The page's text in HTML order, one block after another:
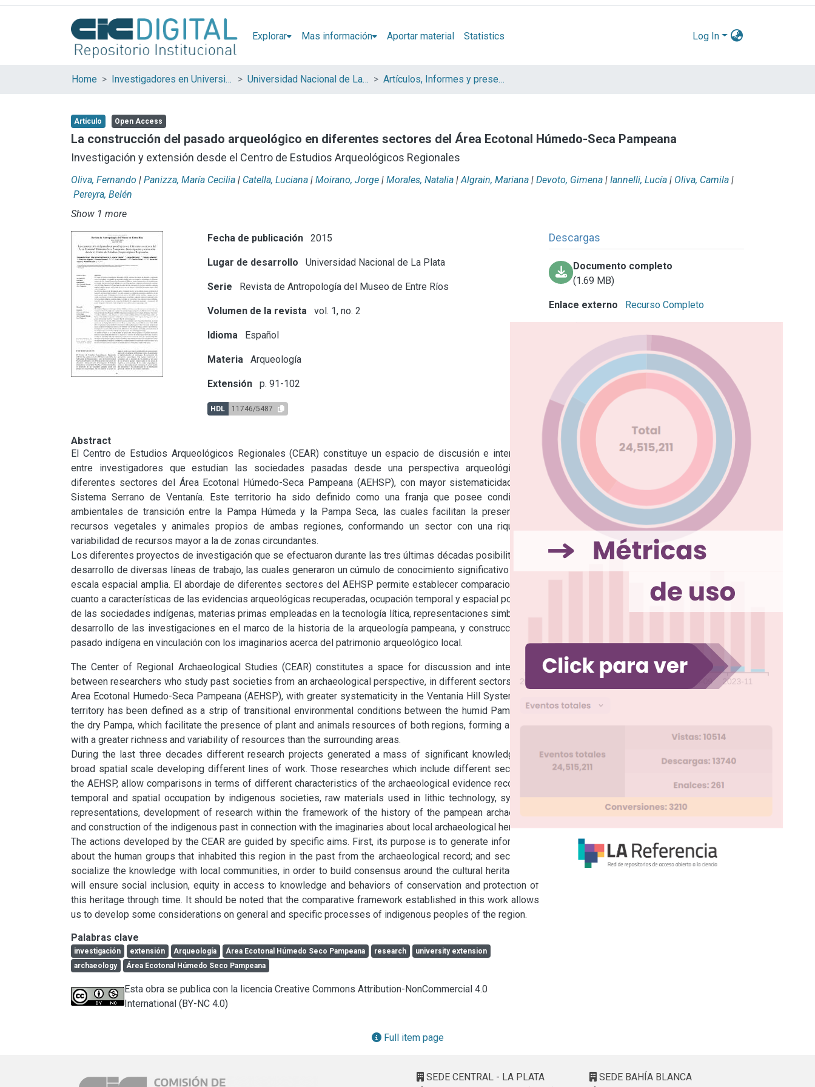
Explorar Mas información Aportar material Statistics Log In
Home Investigadores en Universidades Nacionales de la provincia de Buenos Aires Universidad Nacional de La Plata (UNLP) Artículos, Informes y presentaciones en Congresos (UNLP)
Artículo Open Access
La construcción del pasado arqueológico en diferentes sectores del Área Ecotonal Húmedo-Seca Pampeana
Investigación y extensión desde el Centro de Estudios Arqueológicos Regionales
Oliva, Fernando | Panizza, María Cecilia | Catella, Luciana | Moirano, Jorge | Morales, Natalia | Algrain, Mariana | Devoto, Gimena | Iannelli, Lucía | Oliva, Camila |
Pereyra, Belén
Show 1 more
Fecha de publicación 2015
Lugar de desarrollo Universidad Nacional de La Plata
Serie Revista de Antropología del Museo de Entre Ríos
Volumen de la revista vol. 1, no. 2
Idioma Español
Materia Arqueología
Extensión p. 91-102
HDL 11746/5487
Descargas
Documento completo
(1.69 MB)
Enlace externo Recurso Completo
Abstract
El Centro de Estudios Arqueológicos Regionales (CEAR) constituye un espacio de discusión e interacción
entre investigadores que estudian las sociedades pasadas desde una perspectiva arqueológica, en
diferentes sectores del Área Ecotonal Húmedo-Seca Pampeana (AEHSP), con mayor sistematicidad en el
Sistema Serrano de Ventanía. Este territorio ha sido definido como una franja que posee condiciones
ambientales de transición entre la Pampa Húmeda y la Pampa Seca, las cuales facilitan la presencia de
recursos vegetales y animales propios de ambas regiones, conformando un sector con una riqueza y
variabilidad de recursos mayor a la de zonas circundantes.
Los diferentes proyectos de investigación que se efectuaron durante las tres últimas décadas posibilitaron el
desarrollo de diversas líneas de trabajo, las cuales generaron un cúmulo de conocimiento significativo en una
escala espacial amplia. El abordaje de diferentes sectores del AEHSP permite establecer comparaciones en
cuanto a características de las evidencias arqueológicas recuperadas, ocupación temporal y espacial por parte
de las sociedades indígenas, materias primas empleadas en la tecnología lítica, representaciones simbólicas,
desarrollo de las investigaciones en el marco de la historia de la arqueología pampeana, y construcción del
pasado indígena en vinculación con los imaginarios acerca del patrimonio arqueológico local.
The Center of Regional Archaeological Studies (CEAR) constitutes a space for discussion and interaction
between researchers who study past societies from an archaeological perspective, in different sectors of the
Area Ecotonal Humedo-Seca Pampeana (AEHSP), with greater systematicity in the Ventania Hill System. This
territory has been defined as a strip of transitional environmental conditions between the humid Pampa and
the dry Pampa, which facilitate the presence of plant and animals resources of both regions, forming a sector
with a greater richness and variability of resources than the surrounding areas.
During the last three decades different research projects generated a mass of significant knowledge in a
broad spatial scale developing different lines of work. Those researches which include different sectors of
the AEHSP, allow comparisons in terms of different characteristics of the archaeological evidence recovered:
temporal and spatial occupation by indigenous societies, raw materials used in lithic technology, symbolic
representations, development of research within the framework of the history of the pampean archaeology,
and construction of the indigenous past in connection with the imaginaries about local archaeological heritage.
The actions developed by the CEAR are guided by specific aims. First, its purpose is to generate information
about the human groups that inhabited this region in the past from the archaeological record; and second, to
socialize the knowledge with local communities, in order to build consensus around the cultural heritage that
will ensure social inclusion, equity in access to knowledge and behaviors of conservation and protection of
this heritage through time. It should be noted that the comparative framework established in this work allows
us to develop some considerations on general and specific processes of indigenous peoples of the region.
Palabras clave
investigación extensión Arqueología Área Ecotonal Húmedo Seco Pampeana research
university extension
archaeology
Área Ecotonal Húmedo Seco Pampeana
Esta obra se publica con la licencia Creative Commons Attribution-NonCommercial 4.0
International (BY-NC 4.0)
Full item page
SEDE CENTRAL - LA PLATA
SEDE BAHÍA BLANCA